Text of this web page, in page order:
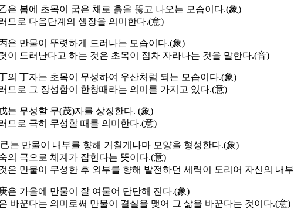
은 봄에 초목이 굽은 채로 흙을 뚫고 나오는 모습이다.(象)
므로 다음단계의 생장을 의미한다.(意)
은 만물이 뚜렷하게 드러나는 모습이다.(象)
이 드러난다고 하는 것은 초목이 점차 자라나는 것을 말한다.(音)
의 丁자는 초목이 무성하여 우산처럼 되는 모습이다.(象)
므로 그 장성함이 한창때라는 의미를 가지고 있다.(意)
는 무성할 무(茂)자를 상징한다. (象)
므로 극히 무성할 때를 의미한다.(意)
는 만물이 내부를 향해 거칠게나마 모양을 형성한다.(象)
의 극으로 체계가 잡힌다는 뜻이다.(意)
은 만물이 무성한 후 외부를 향해 발전하던 세력이 도리어 자신의 내
은 가을에 만물이 잘 여물어 단단해 진다.(象)
바꾼다는 의미로써 만물이 결실을 맺어 그 삶을 바꾼다는 것이다.(意)